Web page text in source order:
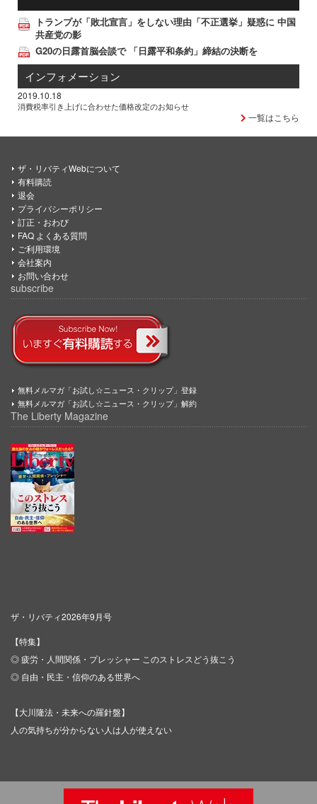
トランプが「敗北宣言」をしない理由「不正選挙」疑惑に 中国
共産党の影
G20の日露首脳会談で 「日露平和条約」締結の決断を
インフォメーション
2019.10.18
消費税率引き上げに合わせた価格改定のお知らせ
一覧はこちら
ザ・リバティWebについて
有料購読
退会
プライバシーポリシー
訂正・おわび
FAQ よくある質問
ご利用環境
会社案内
お問い合わせ
subscribe
無料メルマガ「お試し☆ニュース・クリップ」登録
無料メルマガ「お試し☆ニュース・クリップ」解約
The Liberty Magazine
ザ・リバティ2026年9月号
【特集】
◎ 疲労・人間関係・プレッシャー このストレスどう抜こう
◎ 自由・民主・信仰のある世界へ
【大川隆法・未来への羅針盤】
人の気持ちが分からない人は人が使えない